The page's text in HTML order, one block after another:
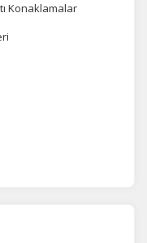
Konaklamalar